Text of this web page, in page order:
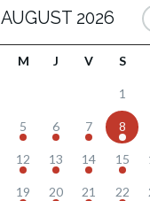
AUGUST 2026
M J V S
1
5 6 7 8
12 13 14 15
19 20 21 22